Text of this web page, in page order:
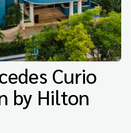
Curio
by Hilton